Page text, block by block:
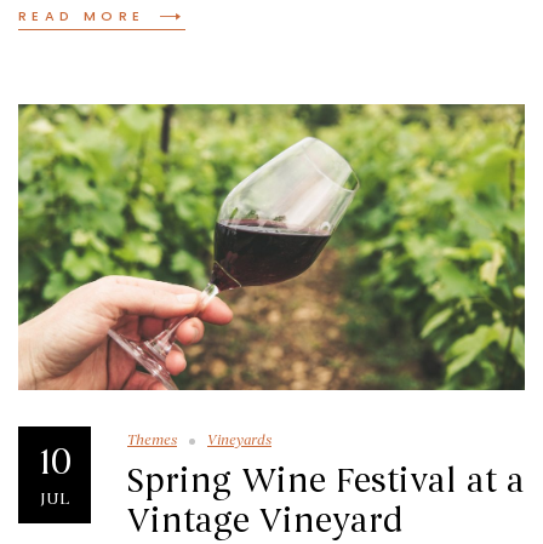
READ MORE
10
JUL
Themes Vineyards
Spring Wine Festival at a
Vintage Vineyard